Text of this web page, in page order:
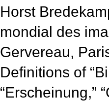
Horst
mondial des
Gervereau,
Definitions of
“Erscheinung,”